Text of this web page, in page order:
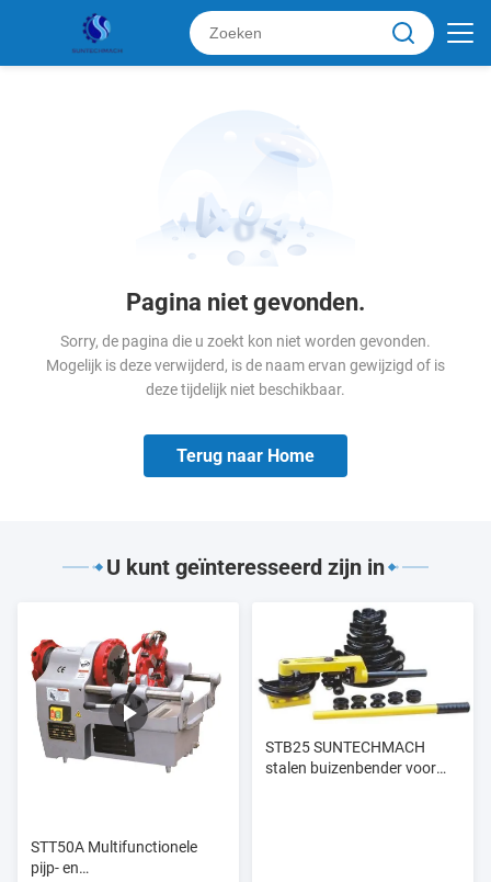
Pagina niet gevonden.
Sorry, de pagina die u zoekt kon niet worden gevonden.
Mogelijk is deze verwijderd, is de naam ervan gewijzigd of is
deze tijdelijk niet beschikbaar.
Terug naar Home
U kunt geïnteresseerd zijn in
STT50A Multifunctionele
pijp- en
STB25 SUNTECHMACH
stalen buizenbender voor